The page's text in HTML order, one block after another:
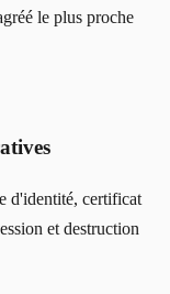
le plus proche
d'identité, certificat
et destruction